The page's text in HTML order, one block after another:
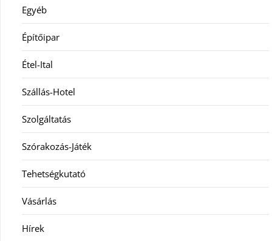
Egyéb
Építőipar
Étel-Ital
Szállás-Hotel
Szolgáltatás
Szórakozás-Játék
Tehetségkutató
Vásárlás
Hírek